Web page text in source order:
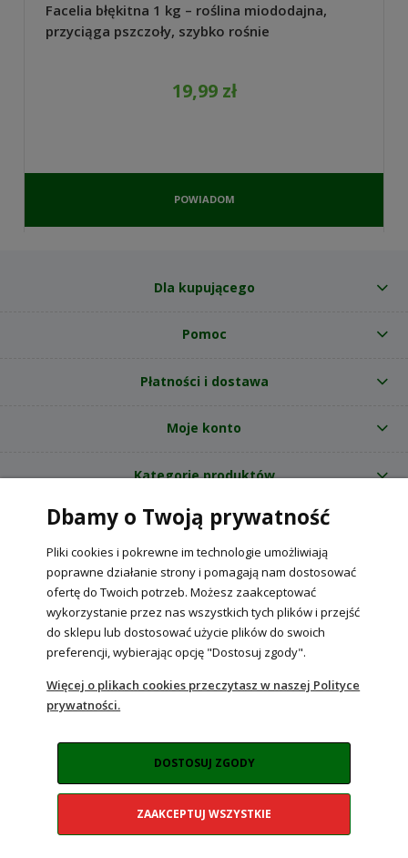
Facelia błękitna 1 kg – roślina miododajna,
przyciąga pszczoły, szybko rośnie
19,99 zł
POWIADOM
DOSTĘPNOŚCI
Dla kupującego
Pomoc
Płatności i dostawa
Moje konto
Kategorie produktów
O nas
Internetowy sklep ogrodniczy z nasionami RajOgrodnika.pl
NIP: 6090037061, REGON: 260240470 | Czarnca, ul. Tęczowa 31, 29-100
Włoszczowa
POKAŻ PEŁNĄ WERSJĘ STRONY
Sklep internetowy Shoper Premium
NahoMedia.com
Dbamy o Twoją prywatność
Pliki cookies i pokrewne im technologie umożliwiają
poprawne działanie strony i pomagają nam dostosować
ofertę do Twoich potrzeb. Możesz zaakceptować
wykorzystanie przez nas wszystkich tych plików i przejść
do sklepu lub dostosować użycie plików do swoich
preferencji, wybierając opcję "Dostosuj zgody".
Więcej o plikach cookies przeczytasz w naszej Polityce
prywatności.
DOSTOSUJ ZGODY
ZAAKCEPTUJ WSZYSTKIE